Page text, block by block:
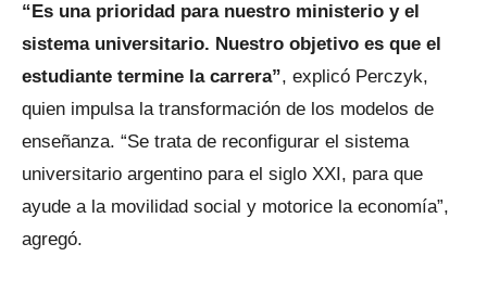
“Es una prioridad para nuestro ministerio y el
sistema universitario. Nuestro objetivo es que el
estudiante termine la carrera”, explicó Perczyk,
quien impulsa la transformación de los modelos de
enseñanza. “Se trata de reconfigurar el sistema
universitario argentino para el siglo XXI, para que
ayude a la movilidad social y motorice la economía”,
agregó.